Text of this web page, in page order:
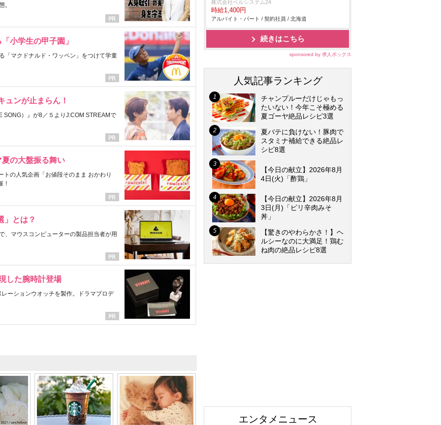
。
小学生の甲子園」
「マクドナルド・ワッペン」をつけて学童
ュンが止まらん！
SONG）』が8／５よりJ:COM STREAMで
の大盤振る舞い
の人気企画「お値段そのまま おかわり
！
」とは？
、マウスコンピューターの製品担当者が用
した腕時計登場
ーションウオッチを製作。ドラマプロデ
株式会社ベルシステム24
時給1,400円
アルバイト・パート / 契約社員 / 北海道
続きはこちら
sponsored by 求人ボックス
人気記事ランキング
チャンプルーだけじゃもっ
たいない！今年こそ極める
夏ゴーヤ絶品レシピ3選
夏バテに負けない！豚肉で
スタミナ補給できる絶品レ
シピ8選
【今日の献立】2026年8月
4日(火)「酢鶏」
【今日の献立】2026年8月
3日(月)「ピリ辛肉みそ
丼」
【驚きのやわらかさ！】ヘ
ルシーなのに大満足！鶏む
ね肉の絶品レシピ8選
エンタメニュース